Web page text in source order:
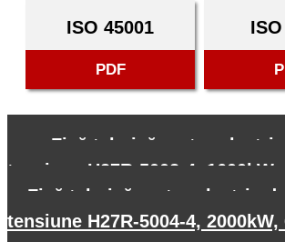
ISO 45001
PDF
Fișă tehnică motor
tensiune H27R-5002-4, 1600kW,
Fișă tehnică motor electric
tensiune H27R-5004-4, 2000kW,